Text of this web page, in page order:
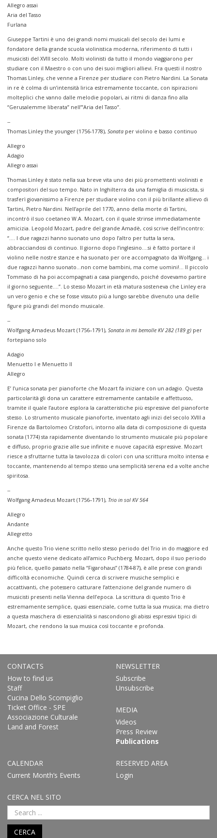
Allegro assai
Aria del Tasso
Furlana
Giuseppe Tartini è uno dei grandi nomi musicali del secolo dei lumi e
fondatore della grande scuola violinistica moderna, riferimento di tutti i
musicisti del XVIII secolo. Molti violinisti da tutto il mondo viaggiarono per
studiare con il Maestro o con uno dei suoi migliori allievi. Fra questi il nostro
Thomas Linley, che venne a Firenze per studiare con Pietro Nardini. La Sonata
in re è colma di un’intensità lirica estremamente toccante, con ispirazioni
molteplici che vanno dalle melodie popolari, ai ritmi di danza fino alla
“Gerusalemme liberata” nell’”Aria del Tasso”.
--
Thomas Linley the younger (1756-1778), Sonata per violino e basso continuo
Allegro
Adagio
Allegro assai
Thomas Linley è stato nella sua breve vita uno dei più promettenti violinisti e
compositori del suo tempo. Nato in Inghilterra da una famiglia di musicista, si
trasferì giovanissimo a Firenze per studiare violino con il più brillante allievo di
Tartini, Pietro Nardini. Nell’aprile del 1770, anno della morte di Tartini,
incontrò il suo coetaneo W.A. Mozart, con il quale strinse immediatamente
amicizia. Leopold Mozart, padre del grande Amadè, così scrive dell’incontro:
“…. I due ragazzi hanno suonato uno dopo l’altro per tutta la sera,
abbracciandosi di continuo. Il giorno dopo l’inglesino….si è fatto portare il
violino nelle nostre stanze e ha suonato per ore accompagnato da Wolfgang… i
due ragazzi hanno suonato…non come bambini, ma come uomini!... Il piccolo
Tommaso di ha poi accompagnati a casa piangendo, poiché dovevamo partire
il giorno seguente….”. Lo stesso Mozart in età matura sosteneva che Linley era
un vero genio e che se fosse vissuto più a lungo sarebbe divenuto una delle
figure più grandi del mondo musicale.
--
Wolfgang Amadeus Mozart (1756–1791), Sonata in mi bemolle KV 282 (189 g) per
fortepiano solo
Adagio
Menuetto I e Menuetto II
Allegro
E’ l’unica sonata per pianoforte che Mozart fa iniziare con un adagio. Questa
particolarità gli dona un carattere estremamente cantabile e affettuoso,
tramite il quale l’autore esplora la caratteristiche più espressive del pianoforte
stesso. Lo strumento musicale pianoforte, inventato agli inizi del secolo XVIII a
Firenze da Bartolomeo Cristofori, intorno alla data di composizione di questa
sonata (1774) sta rapidamente diventando lo strumento musicale più popolare
e diffuso, proprio grazie alle sue infinite e nuove capacità espressive. Mozart
riesce a sfruttarne tutta la tavolozza di colori con una scrittura molto intensa e
toccante, mantenendo al tempo stesso una semplicità serena ed a volte anche
spiritosa.
--
Wolfgang Amadeus Mozart (1756–1791), Trio in sol KV 564
Allegro
Andante
Allegretto
Anche questo Trio viene scritto nello stesso periodo del Trio in do maggiore ed
anche questo viene dedicato all’amico Puchberg. Mozart, dopo il suo periodo
più felice, quello passato nella “Figarohaus” (1784-87), è alle prese con grandi
difficoltà economiche. Quindi cerca di scrivere musiche semplici e
accattivanti, che potessero catturare l’attenzione del grande numero di
musicisti presenti nella Vienna dell’epoca. La scrittura di questo Trio è
estremamente semplice, quasi essenziale, come tutta la sua musica; ma dietro
a questa maschera di essenzialità si nascondono gli abissi espressivi tipici di
Mozart, che rendono la sua musica così toccante e profonda.
CONTACTS
How to find us
Staff
Cucina Dello Scompiglio
Ticket Office - SPE
Associazione Culturale
Land and Forest
NEWSLETTER
Subscribe
Unsubscribe
MEDIA
Videos
Press Review
Publications
CALENDAR
Current Month’s Events
RESERVED AREA
Login
CERCA NEL SITO
CERCA